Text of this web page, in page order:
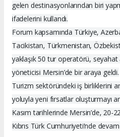
gelen destinasyonlarından biri
ifadelerini kullandı.
Forum kapsamında Türkiye,
Tacikistan, Türkmenistan,
yaklaşık 50 tur operatörü,
yöneticisi Mersin’de bir araya geldi.
Turizm sektöründeki iş birliklerini
yoluyla yeni fırsatlar oluşturmayı
Kasım tarihlerinde Mersin’de, 20-
Kıbrıs Türk Cumhuriyeti’nde